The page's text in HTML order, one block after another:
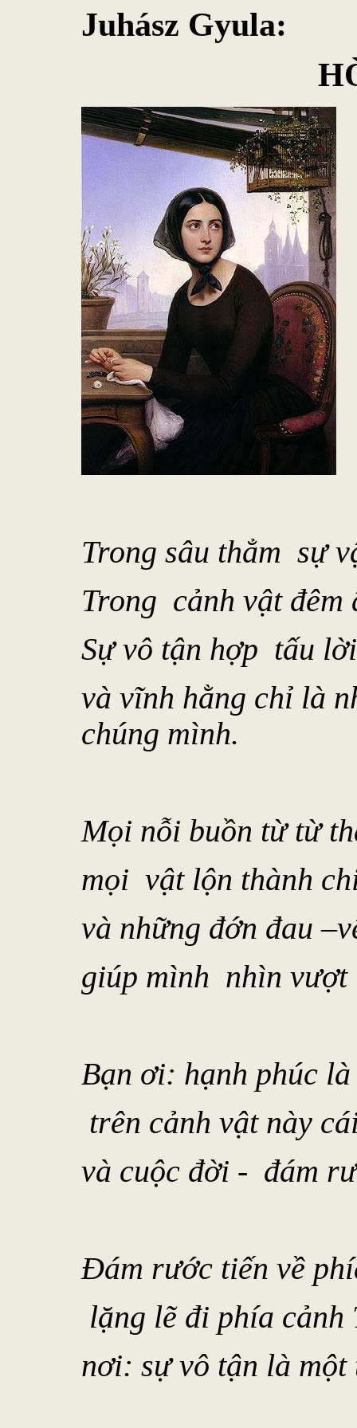
Juhász Gyula:
HÒA
Trong sâu thẳm sự
Trong cảnh vật đêm
Sự vô tận hợp tấu
và vĩnh hằng chỉ là
chúng mình.
Mọi nỗi buồn từ từ
mọi vật lộn thành
và những đớn đau
giúp mình nhìn
Bạn ơi: hạnh phúc
trên cảnh vật này
và cuộc đời - đám
Đám rước tiến về
lặng lẽ đi phía cảnh
nơi: sự vô tận là một